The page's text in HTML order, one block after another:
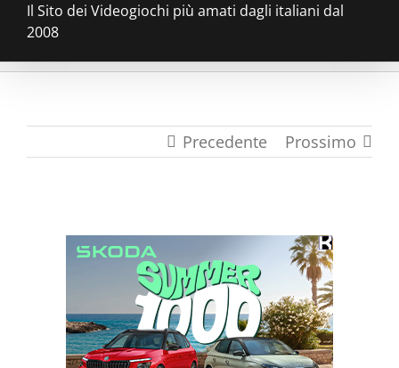
Il Sito dei Videogiochi più amati dagli italiani dal
2008
Precedente Prossimo